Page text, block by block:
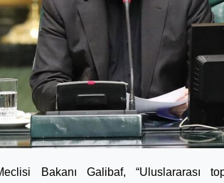
Bakanı Galibaf, “Uluslararası